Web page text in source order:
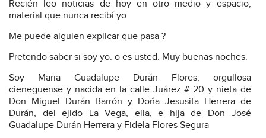
Recién leo noticias de hoy en otro medio y espacio,
material que nunca recibí yo.
Me puede alguien explicar que pasa ?
Pretendo saber si soy yo. o es usted. Muy buenas noches.
Soy Maria Guadalupe Durán Flores, orgullosa
cieneguense y nacida en la calle Juárez # 20 y nieta de
Don Miguel Durán Barrón y Doña Jesusita Herrera de
Durán, del ejido La Vega, ella, e hija de Don José
Guadalupe Durán Herrera y Fidela Flores Segura